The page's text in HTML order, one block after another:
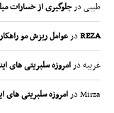
طیبیدرجلوگیری از خسارات
REZAدرعوامل ریزش مو
غریبهدرامروزه سلبریتی های
Mirzaدرامروزه سلبریتی های